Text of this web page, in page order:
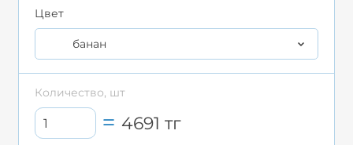
Цвет
банан
Количество, шт
4691тг